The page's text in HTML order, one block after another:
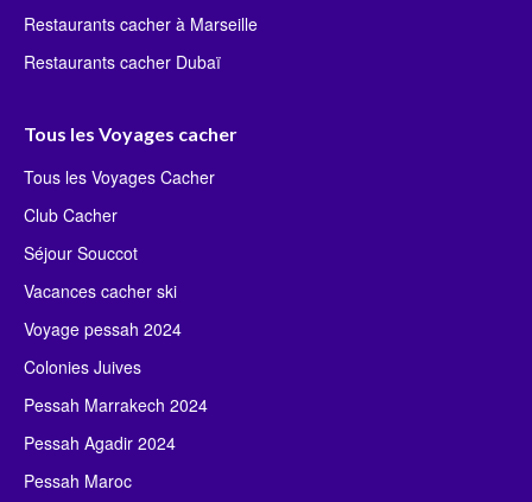
Restaurants cacher à Marseille
Restaurants cacher Dubaï
Tous les Voyages cacher
Tous les Voyages Cacher
Club Cacher
Séjour Souccot
Vacances cacher ski
Voyage pessah 2024
Colonies Juives
Pessah Marrakech 2024
Pessah Agadir 2024
Pessah Maroc